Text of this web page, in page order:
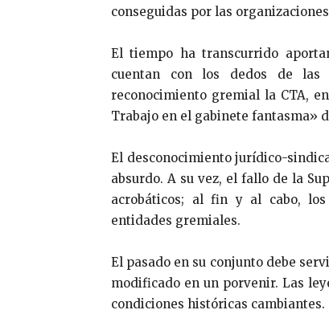
conseguidas por las
El tiempo ha transcurrido
cuentan con los dedos de
reconocimiento gremial la CTA,
Trabajo en el gabinete fantasma»
El desconocimiento jurídico-
absurdo. A su vez, el fallo de la
acrobáticos; al fin y al cabo,
entidades gremiales.
El pasado en su conjunto debe
modificado en un porvenir. Las
condiciones históricas cambiantes.